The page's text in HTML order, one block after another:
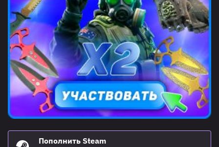
Пополнить Steam